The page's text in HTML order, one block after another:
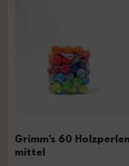
Grimm's 60 Holzperlen
mittel